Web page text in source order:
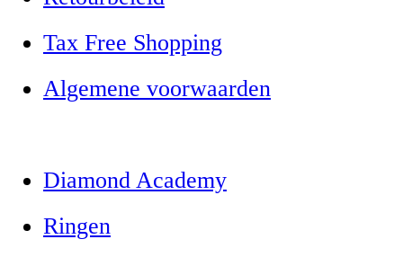
Tax Free Shopping
Algemene voorwaarden
Diamond Academy
Ringen